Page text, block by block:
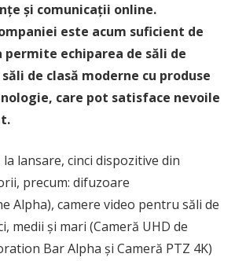
și comunicații online.
este acum suficient de
echiparea de săli de
de clasă moderne cu produse
care pot satisface nevoile
la lansare, cinci dispozitive din
precum: difuzoare
Alpha), camere video pentru săli de
medii și mari (Cameră UHD de
Bar Alpha și Cameră PTZ 4K)